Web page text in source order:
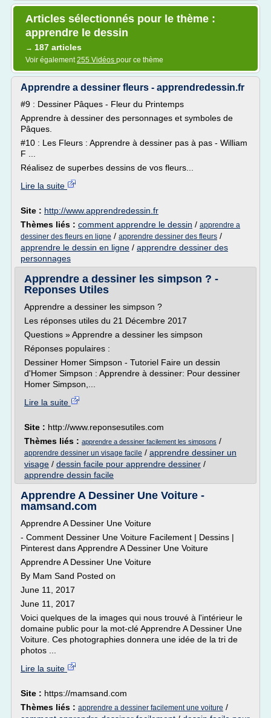
Articles sélectionnés pour le thème :
apprendre le dessin
→ 187 articles
Voir également255 Vidéos pour ce thème
Apprendre a dessiner fleurs - apprendredessin.fr
#9 : Dessiner Pâques - Fleur du Printemps
Apprendre à dessiner des personnages et symboles de
Pâques.
#10 : Les Fleurs : Apprendre à dessiner pas à pas - William
F ...
Réalisez de superbes dessins de vos fleurs...
Lire la suite
Site : http://www.apprendredessin.fr
Thèmes liés : comment apprendre le dessin / apprendre a
dessiner des fleurs en ligne / apprendre dessiner des fleurs /
apprendre le dessin en ligne / apprendre dessiner des
personnages
Apprendre a dessiner les simpson ? -
Reponses Utiles
Apprendre a dessiner les simpson ?
Les réponses utiles du 21 Décembre 2017
Questions » Apprendre a dessiner les simpson
Réponses populaires :
Dessiner Homer Simpson - Tutoriel Faire un dessin
d'Homer Simpson : Apprendre à dessiner: Pour dessiner
Homer Simpson,...
Lire la suite
Site : http://www.reponsesutiles.com
Thèmes liés : apprendre a dessiner facilement les simpsons /
apprendre dessiner un visage facile / apprendre dessiner un
visage / dessin facile pour apprendre dessiner /
apprendre dessin facile
Apprendre A Dessiner Une Voiture -
mamsand.com
Apprendre A Dessiner Une Voiture
- Comment Dessiner Une Voiture Facilement | Dessins |
Pinterest dans Apprendre A Dessiner Une Voiture
Apprendre A Dessiner Une Voiture
By Mam Sand Posted on
June 11, 2017
June 11, 2017
Voici quelques de la images qui nous trouvé à l'intérieur le
domaine public pour la mot-clé Apprendre A Dessiner Une
Voiture. Ces photographies donnera une idée de la tri de
photos ...
Lire la suite
Site : https://mamsand.com
Thèmes liés : apprendre a dessiner facilement une voiture /